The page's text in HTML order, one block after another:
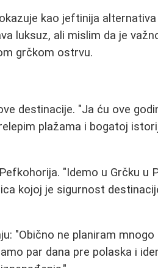
kao jeftinija
luksuz, ali mislim da je
grčkom ostrvu.
destinacije. "Ja ću ove
plažama i bogatoj
"Idemo u Grčku u
kojoj je sigurnost
"Obično ne planiram
par dana pre polaska i